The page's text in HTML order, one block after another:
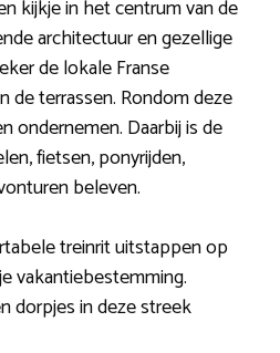
kijkje in het centrum van de
architectuur en gezellige
de lokale Franse
de terrassen. Rondom deze
ondernemen. Daarbij is de
fietsen, ponyrijden,
beleven.
treinrit uitstappen op
vakantiebestemming.
dorpjes in deze streek